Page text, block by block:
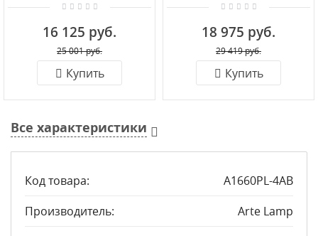
16 125 руб.
25 001 руб.
Купить
18 975 руб.
29 419 руб.
Купить
Все характеристики
Код товара:
A1660PL-4AB
Производитель:
Arte Lamp